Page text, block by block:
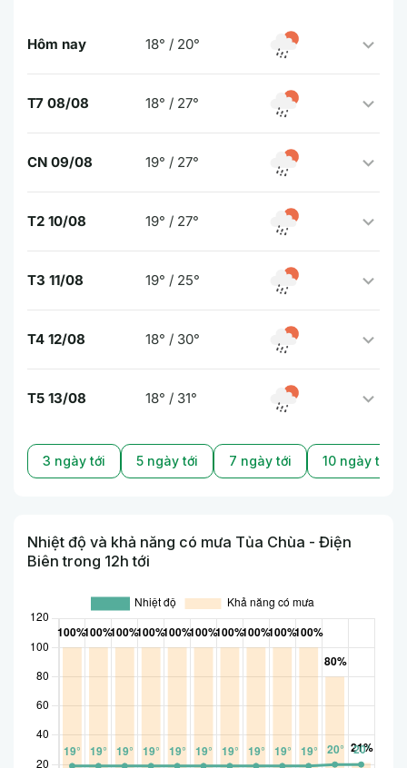
Hôm nay 18° / 20°
T7 08/08 18° / 27°
CN 09/08 19° / 27°
T2 10/08 19° / 27°
T3 11/08 19° / 25°
T4 12/08 18° / 30°
T5 13/08 18° / 31°
3 ngày tới 5 ngày tới 7 ngày tới 10 ngày tới
Nhiệt độ và khả năng có mưa Tủa Chùa - Điện
Biên trong 12h tới